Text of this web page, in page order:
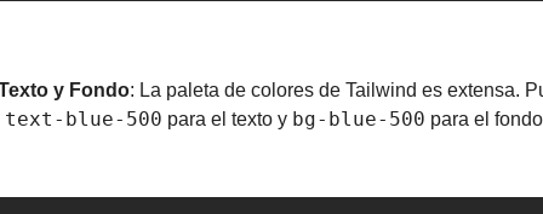
y Fondo: La paleta de colores de Tailwind es extensa.
text-blue-500 para el texto y bg-blue-500 para el